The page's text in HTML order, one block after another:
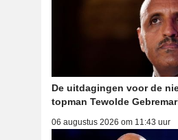
De uitdagingen voor de
topman Tewolde
06 augustus 2026 om 11:43 uur